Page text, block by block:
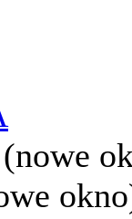
(nowe